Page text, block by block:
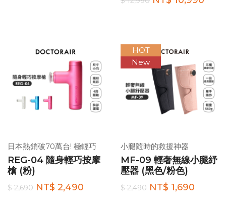
日本熱銷破70萬台! 極輕巧
REG-04 隨身輕巧按摩
槍 (粉)
$ 2,690 NT$ 2,490
HOT
New
小腿隨時的救援神器
MF-09 輕奢無線小腿紓
壓器 (黑色/粉色)
$ 2,490 NT$ 1,690